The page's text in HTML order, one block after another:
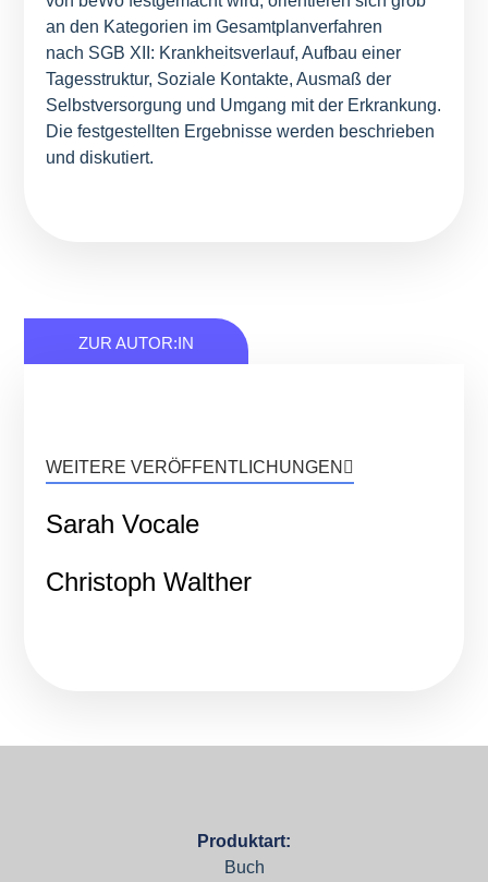
an den Kategorien im Gesamtplanverfahren
nach SGB XII : Krankheitsverlauf, Aufbau einer
Tagesstruktur, Soziale Kontakte, Ausmaß der
Selbstversorgung und Umgang mit der Erkrankung.
Die festgestellten Ergebnisse werden beschrieben
und diskutiert.
ZUR AUTOR:IN
WEITERE VERÖFFENTLICHUNGEN
Sarah Vocale
Christoph Walther
Produktart:
Buch